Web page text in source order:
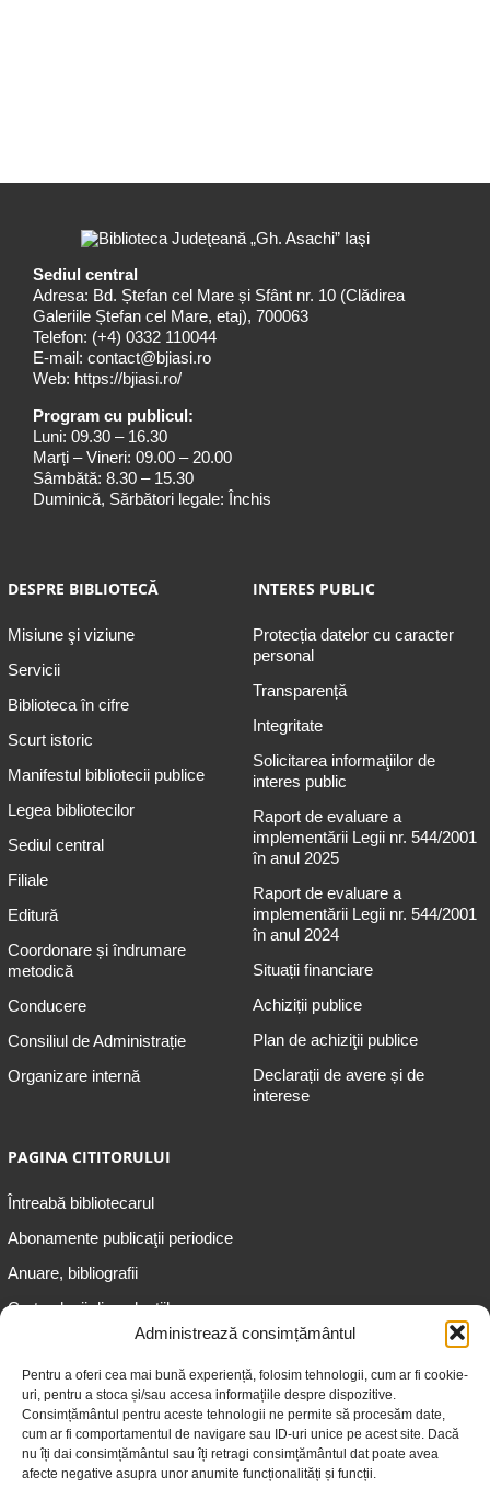
Administrează consimțământul
Pentru a oferi cea mai bună experiență, folosim tehnologii, cum ar fi cookie-
uri, pentru a stoca și/sau accesa informațiile despre dispozitive.
Consimțământul pentru aceste tehnologii ne permite să procesăm date,
cum ar fi comportamentul de navigare sau ID-uri unice pe acest site. Dacă
nu îți dai consimțământul sau îți retragi consimțământul dat poate avea
afecte negative asupra unor anumite funcționalități și funcții.
Sediul central
Adresa: Bd. Ștefan cel Mare și Sfânt nr. 10 (Clădirea
Galeriile Ștefan cel Mare, etaj), 700063
Telefon: (+4) 0332 110044
E-mail: contact@bjiasi.ro
Web: https://bjiasi.ro/
Program cu publicul:
Luni: 09.30 – 16.30
Marți – Vineri: 09.00 – 20.00
Sâmbătă: 8.30 – 15.30
Duminică, Sărbători legale: Închis
DESPRE BIBLIOTECĂ
Misiune şi viziune
Servicii
Biblioteca în cifre
Scurt istoric
Manifestul bibliotecii publice
Legea bibliotecilor
Sediul central
Filiale
Editură
Coordonare și îndrumare
metodică
Conducere
Consiliul de Administrație
Organizare internă
INTERES PUBLIC
Protecția datelor cu caracter
personal
Transparență
Integritate
Solicitarea informaţiilor de
interes public
Raport de evaluare a
implementării Legii nr. 544/2001
în anul 2025
Raport de evaluare a
implementării Legii nr. 544/2001
în anul 2024
Situații financiare
Achiziții publice
Plan de achiziţii publice
Declarații de avere și de
interese
PAGINA CITITORULUI
Întreabă bibliotecarul
Abonamente publicaţii periodice
Anuare, bibliografii
Cartea lunii din colecțiile
Informații pentru adolescenți
Informații pentru adulți
Informații pentru seniori